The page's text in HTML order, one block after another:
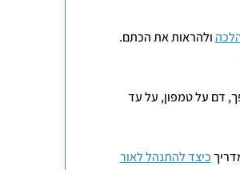
ולהראות את הכתם.
דם על טמפון, על עד
כיצד להתנהל לאור